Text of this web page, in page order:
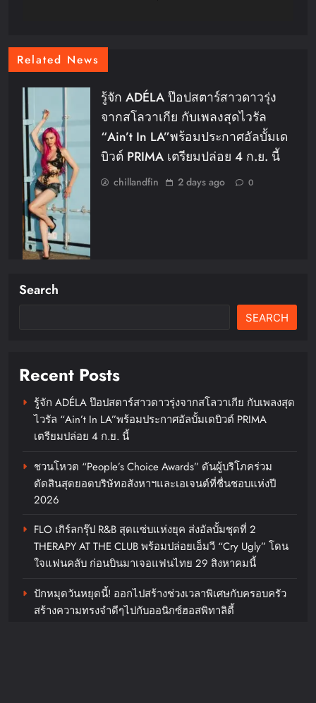
Related News
รู้จัก ADÉLA ป๊อปสตาร์สาวดาวรุ่ง
จากสโลวาเกีย กับเพลงสุดไวรัล
“Ain’t In LA”พร้อมประกาศอัลบั้มเด
บิวต์ PRIMA เตรียมปล่อย 4 ก.ย. นี้
chillandfin 2 days ago 0
FLO เกิร์ลกรุ๊ป R&B สุดแซ่บแห่งยุค
โดนใจแฟนคลับ ก่อนบินมาเจอแฟน
ไทย 29 สิงหาคมนี้
chillandfin 2 days ago 0
“ลูกเกด เมทินี” ฟาดสายฮา “ดีเจ
อ๋อง- แพท-ซานิ” พร้อมเปลี่ยนโหมด
“Surgery Wars สงครามแห่งความ
งาม” อีพี6
chillandfin 2 days ago 0
“อย่าปล่อยมือกัน” คำสัญญาคนรักที่
ไม่ว่าจะเกิดอะไรขึ้นก็จะไม่ปล่อยมือ
Search
SEARCH
Recent Posts
รู้จัก ADÉLA ป๊อปสตาร์สาวดาวรุ่งจากสโลวาเกีย กับเพลงสุด
ไวรัล “Ain’t In LA”พร้อมประกาศอัลบั้มเดบิวต์ PRIMA
เตรียมปล่อย 4 ก.ย. นี้
ชวนโหวต “People’s Choice Awards” ดันผู้บริโภคร่วม
ตัดสินสุดยอดบริษัทอสังหาฯและเอเจนต์ที่ชื่นชอบแห่งปี
2026
FLO เกิร์ลกรุ๊ป R&B สุดแซ่บแห่งยุค ส่งอัลบั้มชุดที่ 2
THERAPY AT THE CLUB พร้อมปล่อยเอ็มวี “Cry Ugly” โดน
ใจแฟนคลับ ก่อนบินมาเจอแฟนไทย 29 สิงหาคมนี้
ปักหมุดวันหยุดนี้! ออกไปสร้างช่วงเวลาพิเศษกับครอบครัว
สร้างความทรงจำดีๆไปกับออนิกซ์ฮอสพิทาลิตี้